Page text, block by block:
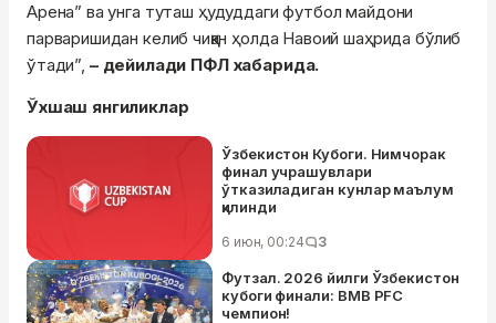
Арена” ва унга туташ ҳудуддаги футбол майдони
парваришидан келиб чиққан ҳолда Навоий шаҳрида бўлиб
ўтади”, – дейилади ПФЛ хабарида.
Ўхшаш янгиликлар
Ўзбекистон Кубоги. Нимчорак
финал учрашувлари
ўтказиладиган кунлар маълум
қилинди
6 июн, 00:24 3
Футзал. 2026 йилги Ўзбекистон
кубоги финали: BMB PFC
чемпион!